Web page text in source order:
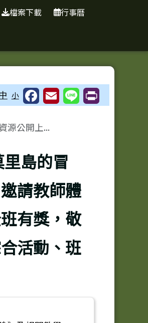
檔案下載 行事曆
⏸
小
源公開上...
島的冒
請教師體
有獎，敬
活動、班